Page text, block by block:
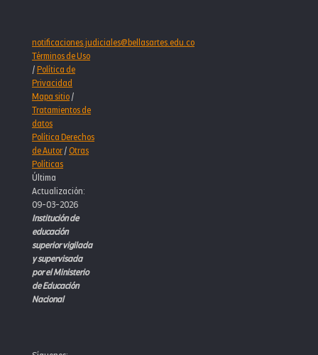
notificaciones.judiciales@bellasartes.edu.co
Términos de Uso
/Política de
Privacidad
Mapa sitio/
Tratamientos de
datos
Política Derechos
de Autor/Otras
Políticas
Última
Actualización:
09-03-2026
Institución de
educación
superior vigilada
y supervisada
por el Ministerio
de Educación
Nacional